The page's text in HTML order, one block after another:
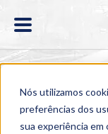
Nós utilizamos
preferências dos
sua experiência